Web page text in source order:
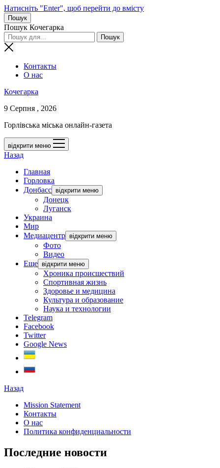
Натисніть "Enter", щоб перейти до вмісту
Пошук
Пошук Кочегарка
Контакты
О нас
Кочегарка
9 Серпня , 2026
Горлівська міська онлайн-газета
відкрити меню
Назад
Главная
Горловка
Донбасс відкрити меню
Донецк
Луганск
Украина
Мир
Медиацентр відкрити меню
Фото
Видео
Еще відкрити меню
Хроника происшествий
Спортивная жизнь
Здоровье и медицина
Культура и образование
Наука и технологии
Telegram
Facebook
Twitter
Google News
Назад
Mission Statement
Контакты
О нас
Политика конфиденциальности
Последние новости